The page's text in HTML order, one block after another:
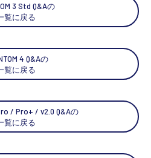
3 Std Q&Aの
覧に戻る
4 Q&Aの
覧に戻る
/ Pro+ / v2.0 Q&Aの
覧に戻る